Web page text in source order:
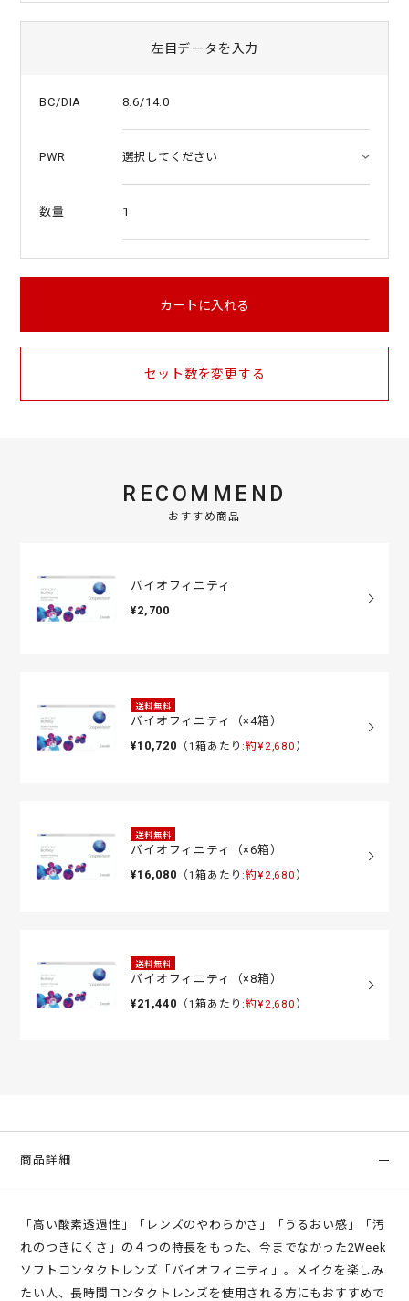
左目データを入力
BC/DIA 8.6/14.0
PWR
数量 1
カートに入れる
セット数を変更する
RECOMMEND
おすすめ商品
バイオフィニティ
¥2,700
送料無料
バイオフィニティ（×4箱）
¥10,720 （1箱あたり:約¥2,680 ）
送料無料
バイオフィニティ（×6箱）
¥16,080 （1箱あたり:約¥2,680 ）
送料無料
バイオフィニティ（×8箱）
¥21,440 （1箱あたり:約¥2,680 ）
商品詳細
「高い酸素透過性」「レンズのやわらかさ」「うるおい感」「汚
れのつきにくさ」の４つの特長をもった、今までなかった2Week
ソフトコンタクトレンズ「バイオフィニティ」。メイクを楽しみ
たい人、長時間コンタクトレンズを使用される方にもおすすめで